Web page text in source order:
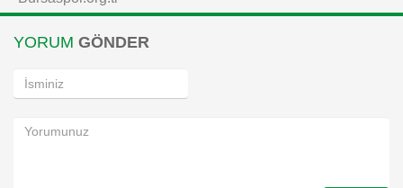
YORUM GÖNDER